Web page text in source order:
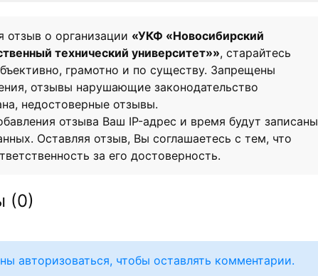
отзыв о организации «УКФ «Новосибирский
технический университет»», старайтесь
грамотно и по существу. Запрещены
отзывы нарушающие законодательство
недостоверные отзывы.
отзыва Ваш IP-адрес и время будут записаны
Оставляя отзыв, Вы соглашаетесь с тем, что
за его достоверность.
(0)
авторизоваться, чтобы оставлять комментарии.